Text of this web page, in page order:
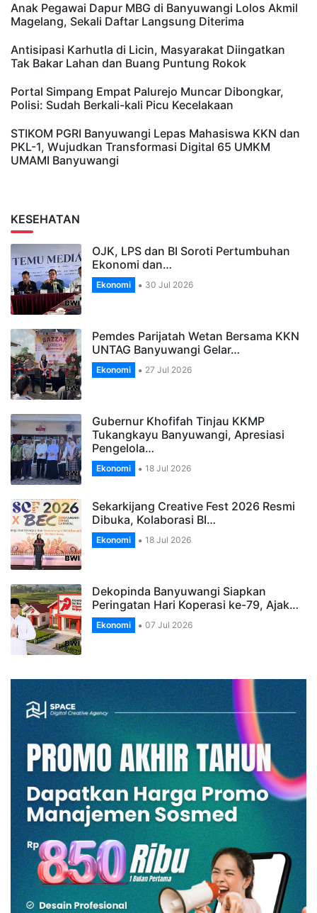
Anak Pegawai Dapur MBG di Banyuwangi Lolos Akmil
Magelang, Sekali Daftar Langsung Diterima
Antisipasi Karhutla di Licin, Masyarakat Diingatkan
Tak Bakar Lahan dan Buang Puntung Rokok
Portal Simpang Empat Palurejo Muncar Dibongkar,
Polisi: Sudah Berkali-kali Picu Kecelakaan
STIKOM PGRI Banyuwangi Lepas Mahasiswa KKN dan
PKL-1, Wujudkan Transformasi Digital 65 UMKM
UMAMI Banyuwangi
KESEHATAN
OJK, LPS dan BI Soroti Pertumbuhan
Ekonomi dan…
Ekonomi 30 Jul 2026
Pemdes Parijatah Wetan Bersama KKN
UNTAG Banyuwangi Gelar…
Ekonomi 27 Jul 2026
Gubernur Khofifah Tinjau KKMP
Tukangkayu Banyuwangi, Apresiasi
Pengelola…
Ekonomi 18 Jul 2026
Sekarkijang Creative Fest 2026 Resmi
Dibuka, Kolaborasi BI…
Ekonomi 18 Jul 2026
Dekopinda Banyuwangi Siapkan
Peringatan Hari Koperasi ke-79, Ajak…
Ekonomi 07 Jul 2026